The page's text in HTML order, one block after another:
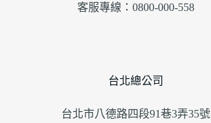
客服專線：0800-000-558
台北總公司
台北市八德路四段91巷3弄35號